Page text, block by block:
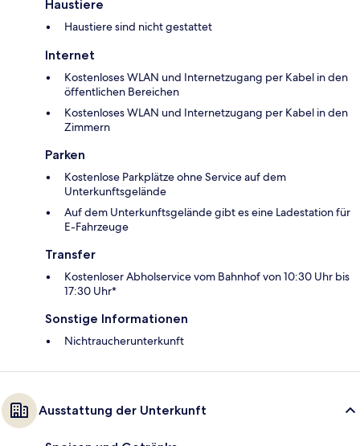
Haustiere
Haustiere sind nicht gestattet
Internet
Kostenloses WLAN und Internetzugang per Kabel in den
öffentlichen Bereichen
Kostenloses WLAN und Internetzugang per Kabel in den
Zimmern
Parken
Kostenlose Parkplätze ohne Service auf dem
Unterkunftsgelände
Auf dem Unterkunftsgelände gibt es eine Ladestation für
E-Fahrzeuge
Transfer
Kostenloser Abholservice vom Bahnhof von 10:30 Uhr bis
17:30 Uhr*
Sonstige Informationen
Nichtraucherunterkunft
Ausstattung der Unterkunft